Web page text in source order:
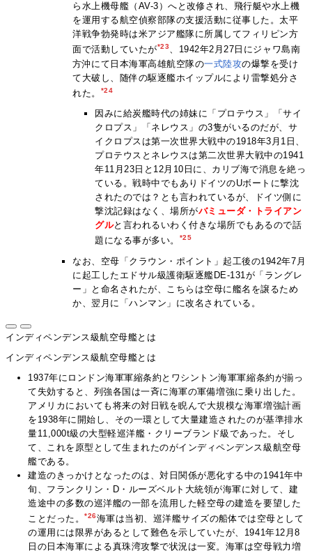
ら水上機母艦（AV-3）へと改修され、飛行艇や水上機
を運用する航空偵察部隊の支援活動に従事した。太平
洋戦争勃発時は米アジア艦隊に所属してフィリピン方
面で活動していたが*23、1942年2月27日にジャワ島南
方沖にて日本海軍高雄航空隊の一式陸攻の爆撃を受け
て大破し、随伴の駆逐艦ホイップルにより雷撃処分さ
れた。
*24
因みに給炭艦時代の姉妹に「プロテウス」「サイ
クロプス」「ネレウス」の3隻がいるのだが、サ
イクロプスは第一次世界大戦中の1918年3月1日、
プロテウスとネレウスは第二次世界大戦中の1941
年11月23日と12月10日に、カリブ海で消息を絶っ
ている。戦時中でもありドイツのUボートに撃沈
されたのでは？とも言われているが、ドイツ側に
撃沈記録はなく、場所がバミューダ・トライアン
グルと言われるいわく付きな場所でもあるので話
題になる事が多い。
*25
なお、空母「クラウン・ポイント」起工後の1942年7月
に起工したエドサル級護衛駆逐艦DE-131が「ラングレ
ー」と命名されたが、こちらは空母に艦名を譲るため
か、翌月に「ハンマン」に改名されている。
インディペンデンス級航空母艦とは
インディペンデンス級航空母艦とは
1937年にロンドン海軍軍縮条約とワシントン海軍軍縮条約が揃っ
て失効すると、列強各国は一斉に海軍の軍備増強に乗り出した。
アメリカにおいても将来の対日戦を睨んで大規模な海軍増強計画
を1938年に開始し、その一環として大量建造されたのが基準排水
量11,000t級の大型軽巡洋艦・クリーブランド級であった。そし
て、これを原型として生まれたのがインディペンデンス級航空母
艦である。
建造のきっかけとなったのは、対日関係が悪化する中の1941年中
旬、フランクリン・D・ルーズベルト大統領が海軍に対して、建
造途中の多数の巡洋艦の一部を流用した軽空母の建造を要望した
ことだった。*26海軍は当初、巡洋艦サイズの船体では空母として
の運用には限界があるとして難色を示していたが、1941年12月8
日の日本海軍による真珠湾攻撃で状況は一変。海軍は空母戦力増